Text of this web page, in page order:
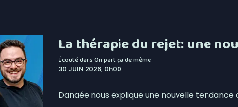
destinés à la Minganie
semaine à Nutashkuan | Anomalies dans le
routière avec de nouvelles mesures de
préventive du chemin de fer QNS&L au nord
électoral dans la communauté de Nutashkuan
La thérapie du rejet: une
Écouté dansOn part ça de même
30 JUIN 2026, 0h00
Danaée nous explique une nouvelle tendance